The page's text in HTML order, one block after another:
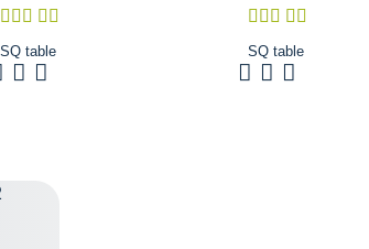
SQ table SQ table